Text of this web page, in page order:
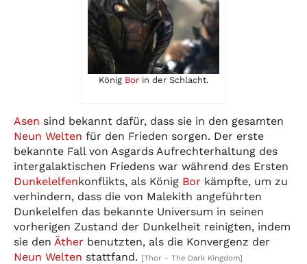
König Bor in der Schlacht.
Asen sind bekannt dafür, dass sie in den gesamten
Neun Welten für den Frieden sorgen. Der erste
bekannte Fall von Asgards Aufrechterhaltung des
intergalaktischen Friedens war während des Ersten
Dunkelelfenkonflikts, als König Bor kämpfte, um zu
verhindern, dass die von Malekith angeführten
Dunkelelfen das bekannte Universum in seinen
vorherigen Zustand der Dunkelheit reinigten, indem
sie den Äther benutzten, als die Konvergenz der
Neun Welten stattfand. [Thor - The Dark Kingdom]